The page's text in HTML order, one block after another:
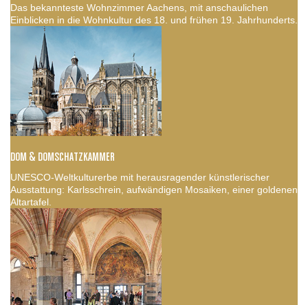
Das bekannteste Wohnzimmer Aachens, mit anschaulichen
Einblicken in die Wohnkultur des 18. und frühen 19. Jahrhunderts.
DOM & DOMSCHATZKAMMER
UNESCO-Weltkulturerbe mit herausragender künstlerischer
Ausstattung: Karlsschrein, aufwändigen Mosaiken, einer goldenen
Altartafel.